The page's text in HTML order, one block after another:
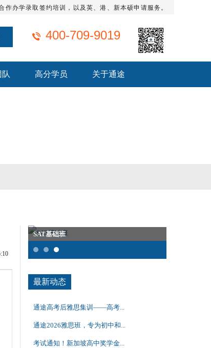
办学录取签约培训，以及英、港、新本硕申请服务。
400-709-9019
高分学员 关于通途
SAT基础班
最新动态
通途高考后雅思集训——高考...
通途2026雅思班，专为初中和...
考试通知！新加坡高中奖学金...